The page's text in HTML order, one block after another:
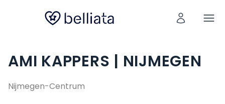
AMI KAPPERS | NIJMEGEN
Nijmegen-Centrum